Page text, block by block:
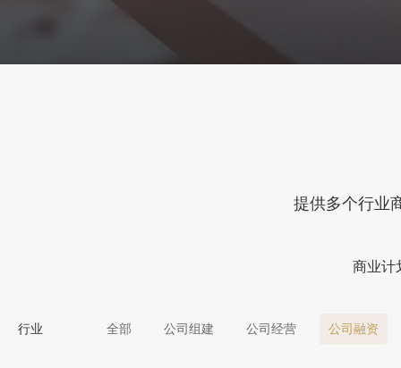
提供多个行业
商业计
行业 全部 公司组建 公司经营 公司融资